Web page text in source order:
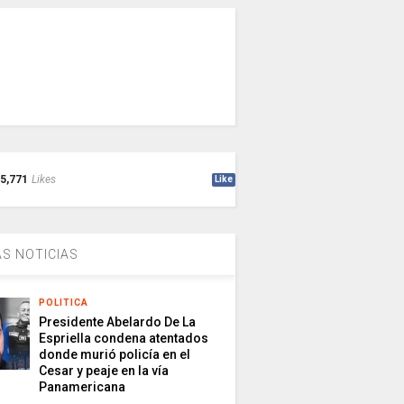
5,771 Likes Like
NOTICIAS
POLITICA
Presidente Abelardo De La
Espriella condena atentados
donde murió policía en el
Cesar y peaje en la vía
Panamericana